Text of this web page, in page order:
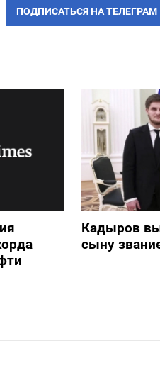
ПОДПИСАТЬСЯ НА ТЕЛЕГРАМ
Кадыров
сыну